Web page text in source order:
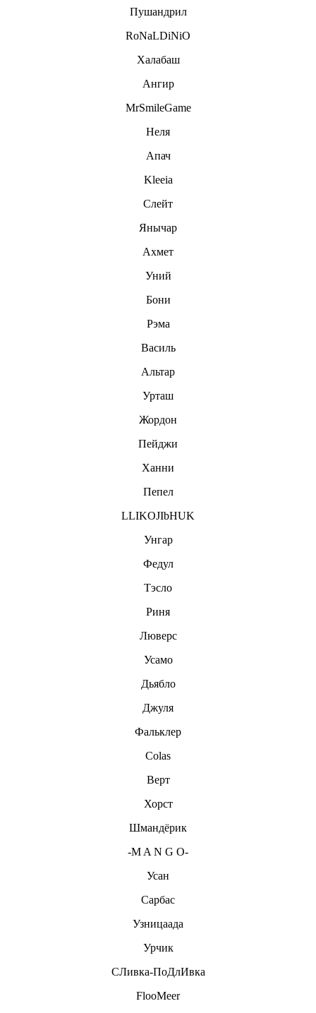
Пушандрил
RoNaLDiNiO
Халабаш
Ангир
MrSmileGame
Неля
Апач
Kleeia
Слейт
Янычар
Ахмет
Уний
Бони
Рэма
Василь
Альтар
Урташ
Жордон
Пейджи
Ханни
Пепел
LLIKOJIbHUK
Унгар
Федул
Тэсло
Риня
Люверс
Усамо
Дьябло
Джуля
Фальклер
Colas
Верт
Хорст
Шмандёрик
-M A N G O-
Усан
Сарбас
Узницаада
Урчик
СЛивка-ПоДлИвка
FlooMeer